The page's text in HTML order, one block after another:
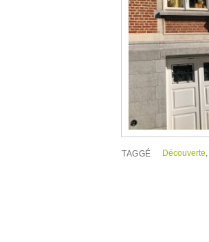
TAGGÉ Découverte